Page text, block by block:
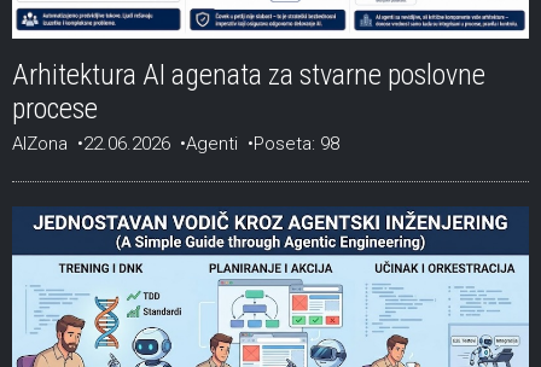
Arhitektura AI agenata za stvarne poslovne
procese
AIZona 22.06.2026 Agenti Poseta: 98